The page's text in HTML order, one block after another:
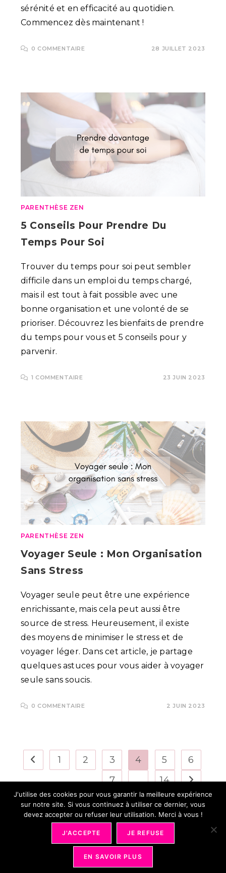
sérénité et en efficacité au quotidien.
Commencez dès maintenant !
0 COMMENTAIRE 28 JUILLET 2023
PARENTHÈSE ZEN
5 Conseils Pour Prendre Du
Temps Pour Soi
Trouver du temps pour soi peut sembler
difficile dans un emploi du temps chargé,
mais il est tout à fait possible avec une
bonne organisation et une volonté de se
prioriser. Découvrez les bienfaits de prendre
du temps pour vous et 5 conseils pour y
parvenir.
1 COMMENTAIRE 23 JUIN 2023
PARENTHÈSE ZEN
Voyager Seule : Mon Organisation
Sans Stress
Voyager seule peut être une expérience
enrichissante, mais cela peut aussi être
source de stress. Heureusement, il existe
des moyens de minimiser le stress et de
voyager léger. Dans cet article, je partage
quelques astuces pour vous aider à voyager
seule sans soucis.
0 COMMENTAIRE 2 JUIN 2023
Go to the previous page
1 2 3 4 5
6
7
… 14 Aller à la
Conditions Générales De Vente
Déontologie
Bons Plans Plan Du Site
Revue De Presse
Organiser Son Quotidien 2026 - Tous Droits Réservés
J'utilise des cookies pour vous garantir la meilleure expérience
sur notre site. Si vous continuez à utiliser ce dernier, vous
devez accepter ou refuser leur utilisation. Merci à vous !
J'ACCEPTE JE REFUSE
EN SAVOIR PLUS